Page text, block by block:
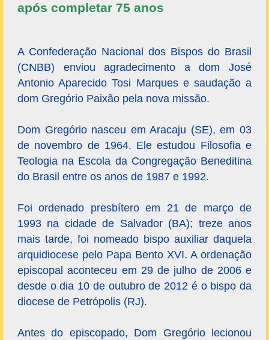
após completar 75 anos
A Confederação Nacional dos Bispos do Brasil
(CNBB) enviou agradecimento a dom José
Antonio Aparecido Tosi Marques e saudação a
dom Gregório Paixão pela nova missão.
Dom Gregório nasceu em Aracaju (SE), em 03
de novembro de 1964. Ele estudou Filosofia e
Teologia na Escola da Congregação Beneditina
do Brasil entre os anos de 1987 e 1992.
Foi ordenado presbítero em 21 de março de
1993 na cidade de Salvador (BA); treze anos
mais tarde, foi nomeado bispo auxiliar daquela
arquidiocese pelo Papa Bento XVI. A ordenação
episcopal aconteceu em 29 de julho de 2006 e
desde o dia 10 de outubro de 2012 é o bispo da
diocese de Petrópolis (RJ).
Antes do episcopado, Dom Gregório lecionou